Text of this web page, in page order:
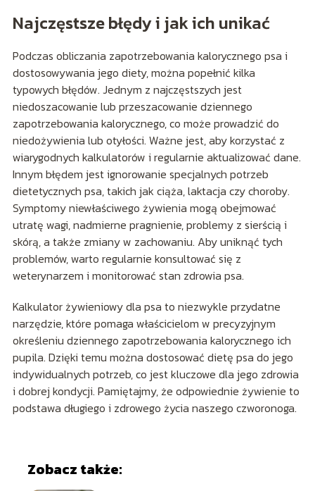
Najczęstsze błędy i jak ich unikać
Podczas obliczania zapotrzebowania kalorycznego psa i
dostosowywania jego diety, można popełnić kilka
typowych błędów. Jednym z najczęstszych jest
niedoszacowanie lub przeszacowanie dziennego
zapotrzebowania kalorycznego, co może prowadzić do
niedożywienia lub otyłości. Ważne jest, aby korzystać z
wiarygodnych kalkulatorów i regularnie aktualizować dane.
Innym błędem jest ignorowanie specjalnych potrzeb
dietetycznych psa, takich jak ciąża, laktacja czy choroby.
Symptomy niewłaściwego żywienia mogą obejmować
utratę wagi, nadmierne pragnienie, problemy z sierścią i
skórą, a także zmiany w zachowaniu. Aby uniknąć tych
problemów, warto regularnie konsultować się z
weterynarzem i monitorować stan zdrowia psa.
Kalkulator żywieniowy dla psa to niezwykle przydatne
narzędzie, które pomaga właścicielom w precyzyjnym
określeniu dziennego zapotrzebowania kalorycznego ich
pupila. Dzięki temu można dostosować dietę psa do jego
indywidualnych potrzeb, co jest kluczowe dla jego zdrowia
i dobrej kondycji. Pamiętajmy, że odpowiednie żywienie to
podstawa długiego i zdrowego życia naszego czworonoga.
Zobacz także: